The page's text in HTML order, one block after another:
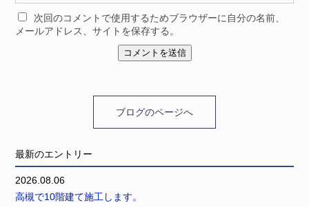
次回のコメントで使用するためブラウザーに自分の名前、
メールアドレス、サイトを保存する。
ブログのページへ
最新のエントリー
2026.08.06
高槻で10階建て施工します。